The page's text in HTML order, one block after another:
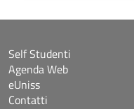
Self Studenti
Agenda Web
eUniss
Contatti